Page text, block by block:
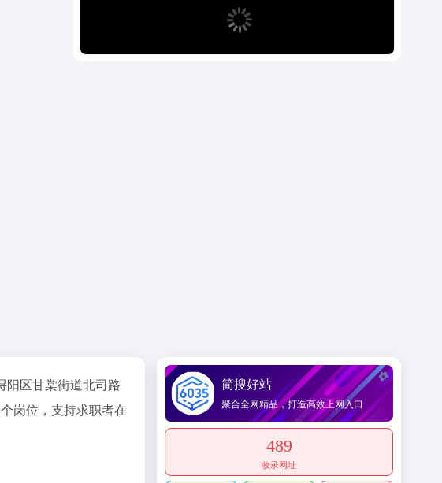
阳区甘棠街道北司路
岗位，支持求职者在
简搜好站
聚合全网精品，打造高效上网入口
489
收录网址